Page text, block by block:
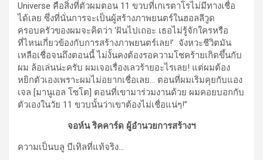
Universe คือสิ่งที่ตัวผมตอน 11 ขวบที่เกเรตาโรไม่มีทางเชื่อ
ได้เลย ซึ่งที่นั่นการจะเป็นผู้สร้างภาพยนตร์ในฮอลลีวูด
ครอบครัวของผมจะคิดว่า ‘ฝันไปเถอะ เธอไม่รู้จักใครหรือ
ที่ไหนเกี่ยวข้องกับการสร้างภาพยนตร์เลย!’ จังหวะชีวิตมัน
เหลือเชื่อจนถึงตอนนี้ ไม่งั้นคงต้องรอความโชคร้ายเกิดขึ้นกับ
ผม ล้อเล่นน่ะครับ ผมเจอเรื่องเลวร้ายอะไรเลย! แต่ผมต้อง
หยิกตัวเองเพราะผมไม่อยากเชื่อเลย… ตอนที่ผมเริมคุยกับแอง
เจล [มานูเอล โซโต] ตอนที่เขามาร่วมงานด้วย ผมคอยบอกกับ
ตัวเองในวัย 11 ขวบนั้นว่าเขาต้องไม่เชื่อแน่ๆ!”
จอห์น ริคคาร์ด ผู้อำนวยการสร้างฯ
ความเป็นบลู บีเทิลที่แท้จริง…